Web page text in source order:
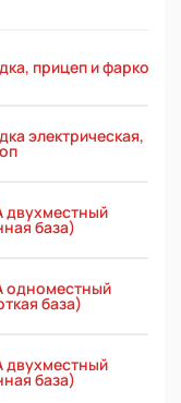
прицеп и фаркоп
электрическая,
двухместный
база)
одноместный
база)
двухместный
база)